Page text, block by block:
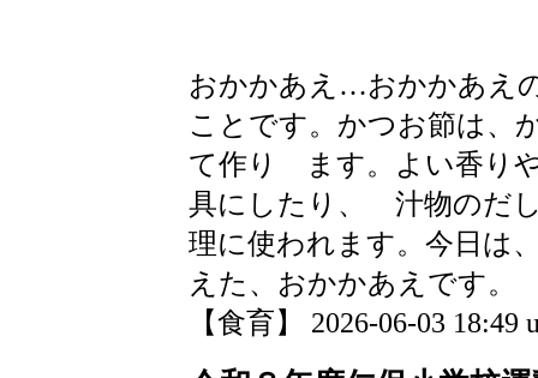
おかかあえ…おかかあえ
ことです。かつお節は、
て作り ます。よい香り
具にしたり、 汁物のだ
理に使われます。今日は
えた、おかかあえです。
【食育】 2026-06-03 18:49